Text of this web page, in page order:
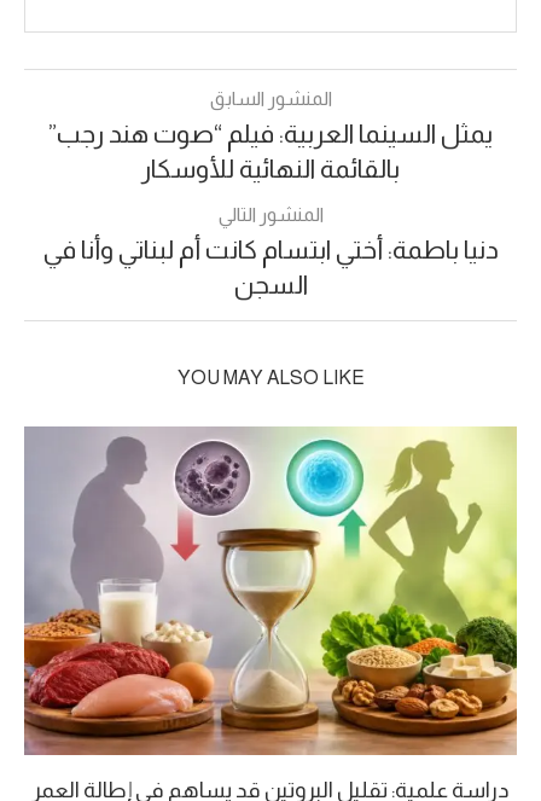
المنشور السابق
يمثل السينما العربية: فيلم “صوت هند رجب”
بالقائمة النهائية للأوسكار
المنشور التالي
دنيا باطمة: أختي ابتسام كانت أم لبناتي وأنا في
السجن
YOU MAY ALSO LIKE
دراسة علمية: تقليل البروتين قد يساهم في إطالة العمر